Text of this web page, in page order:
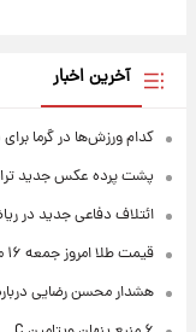
آخرین اخبار
کدام ورزش‌ها در گرما
پشت پرده عکس جدید
ائتلاف دفاعی جدید در
قیمت طلا امروز جمعه ۱۶ مرداد ۱۴۰۵
هشدار محسن رضایی